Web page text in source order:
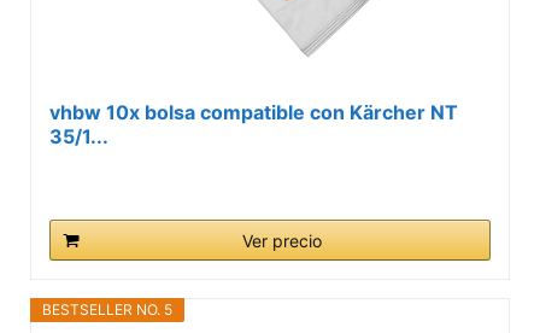
vhbw 10x bolsa compatible con Kärcher NT
35/1...
Ver precio
BESTSELLER NO. 5